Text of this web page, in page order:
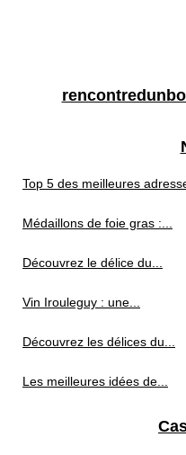
Top 5 des meilleures
Médaillons de foie gras :...
Découvrez le délice du...
Vin Irouleguy : une...
Découvrez les délices du...
Les meilleures idées de...